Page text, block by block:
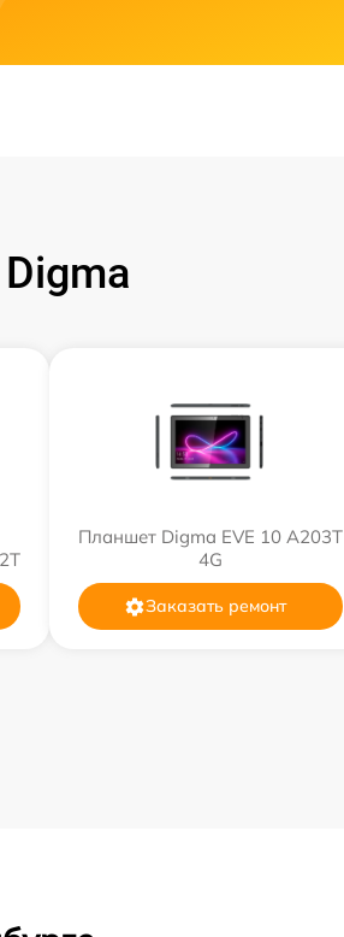
Планшет Digma EVE 10 A203T
4G
Заказать ремонт